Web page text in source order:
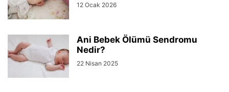
12 Ocak 2026
Ani Bebek Ölümü Sendromu
Nedir?
22 Nisan 2025